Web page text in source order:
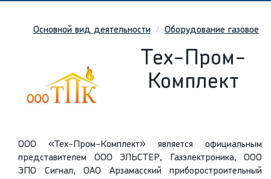
Основной вид деятельности Оборудование газовое
Тех-Пром-
Комплект
ООО «Тех-Пром-Комплект» является официальным
представителем ООО ЭЛЬСТЕР, Газэлектроника, ООО
ЭПО Сигнал, ОАО Арзамасский приборостроительный